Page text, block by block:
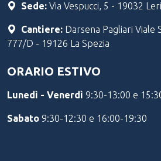
Sede: Via Vespucci, 5 - 19032
Cantiere: Darsena Pagliari Viale
777/D - 19126 La Spezia
ORARIO ESTIVO
Lunedì - Venerdì 9:30-13:00 e
Sabato 9:30-12:30 e 16:00-19:30